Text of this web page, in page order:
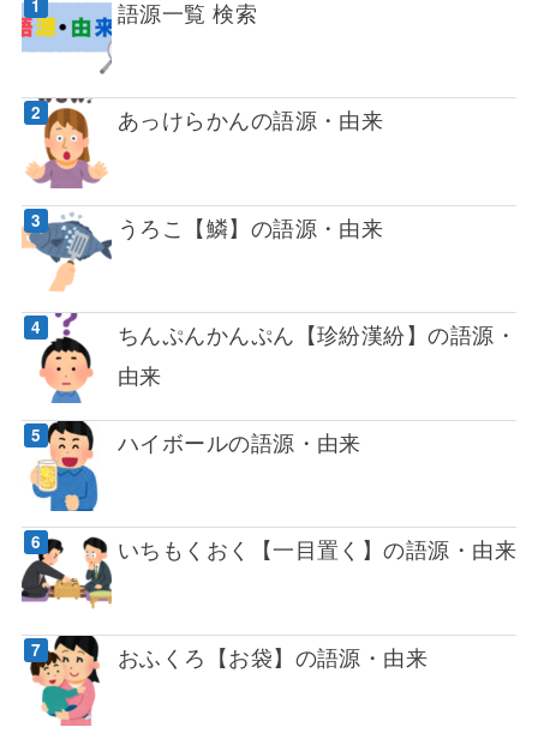
語源一覧 検索
あっけらかんの語源・由来
うろこ【鱗】の語源・由来
ちんぷんかんぷん【珍紛漢紛】の語源・
由来
ハイボールの語源・由来
いちもくおく【一目置く】の語源・由来
おふくろ【お袋】の語源・由来